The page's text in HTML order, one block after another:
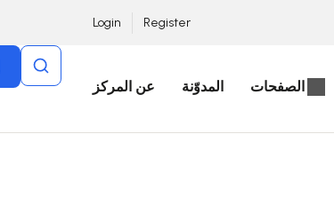
Register
Login
الصفحات المدوّنة عن المركز